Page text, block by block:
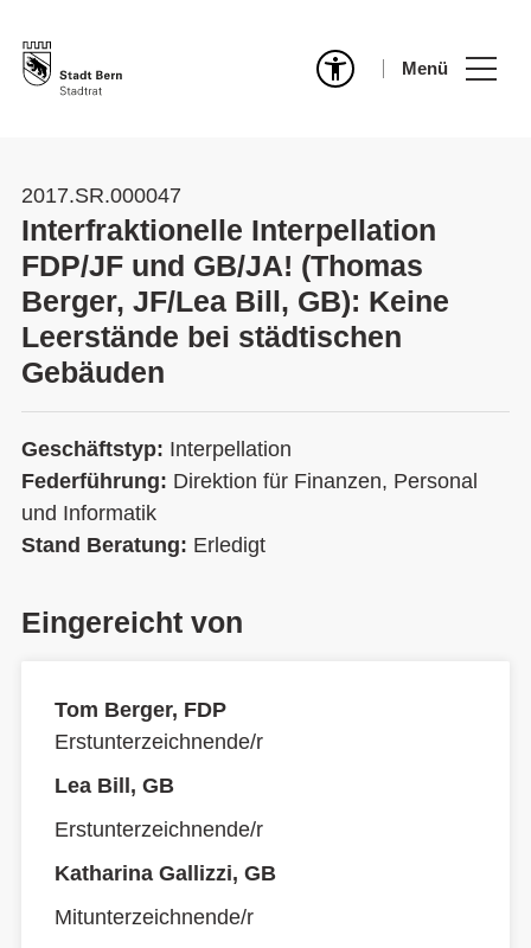
Menü
2017.SR.000047
Interfraktionelle Interpellation
FDP/JF und GB/JA! (Thomas
Berger, JF/Lea Bill, GB): Keine
Leerstände bei städtischen
Gebäuden
Geschäftstyp: Interpellation
Federführung: Direktion für Finanzen, Personal
und Informatik
Stand Beratung: Erledigt
Eingereicht von
Tom Berger, FDP
Erstunterzeichnende/r
Lea Bill, GB
Erstunterzeichnende/r
Katharina Gallizzi, GB
Mitunterzeichnende/r